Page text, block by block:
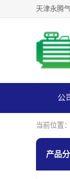
公
当前位置：
产品